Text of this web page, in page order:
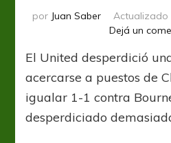
por Juan Saber Actualizado
Dejá un
El United desperdició
acercarse a puestos de
igualar 1-1 contra
desperdiciado